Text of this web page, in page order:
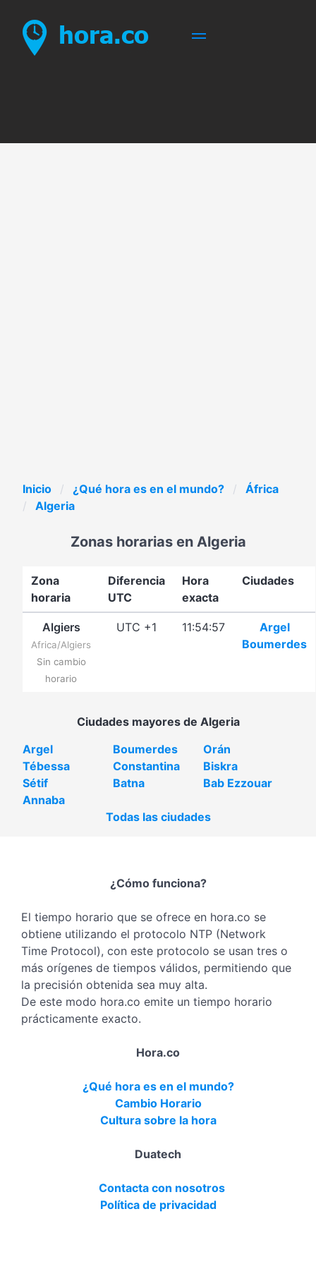
Inicio ¿Qué hora es en el mundo?
África
Algeria
Zonas horarias en Algeria
Zona
horaria
Diferencia
UTC
Hora
exacta
Ciudades
Algiers
Africa/Algiers
Sin cambio
horario
UTC +1 11:54:57
Argel
Boumerdes
Ciudades mayores de Algeria
Argel
Boumerdes
Orán
Tébessa
Constantina
Biskra
Sétif
Batna
Bab Ezzouar
Annaba
Todas las ciudades
¿Cómo funciona?
El tiempo horario que se ofrece en hora.co se
obtiene utilizando el protocolo NTP (Network
Time Protocol), con este protocolo se usan tres o
más orígenes de tiempos válidos, permitiendo que
la precisión obtenida sea muy alta.
De este modo hora.co emite un tiempo horario
prácticamente exacto.
Hora.co
¿Qué hora es en el mundo?
Cambio Horario
Cultura sobre la hora
Duatech
Contacta con nosotros
Política de privacidad